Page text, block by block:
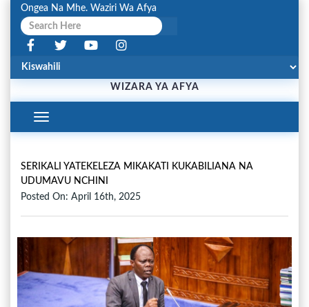
Ongea Na Mhe. Waziri Wa Afya
WIZARA YA AFYA
Toggle
Navigation
SERIKALI YATEKELEZA MIKAKATI KUKABILIANA NA
UDUMAVU NCHINI
Posted On: April 16th, 2025